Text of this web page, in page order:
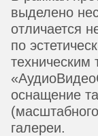
выделено
отличается
по
техническим
оснащение
галереи.